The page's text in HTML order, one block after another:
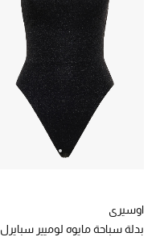
الأطفال
مستلزمات المنزل
جديد لدينا
اوسيري
بدلة سباحة مايوه لوميير سبايرل